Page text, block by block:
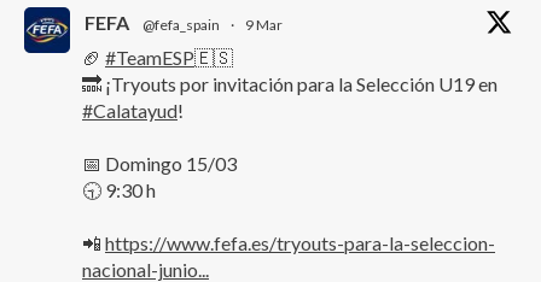
FEFA @fefa_spain · 9 Mar
🏈 #TeamESP🇪🇸
🔜 ¡Tryouts por invitación para la Selección U19 en
#Calatayud!
📅 Domingo 15/03
🕤 9:30 h
📲 https://www.fefa.es/tryouts-para-la-seleccion-
nacional-junio...